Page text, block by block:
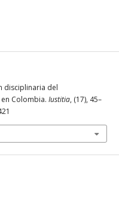
disciplinaria del
Colombia. Iustitia, (17), 45–